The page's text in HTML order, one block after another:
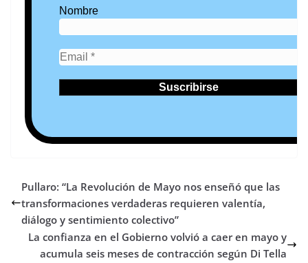
Nombre
Pullaro: “La Revolución de Mayo nos enseñó que las
transformaciones verdaderas requieren valentía,
diálogo y sentimiento colectivo”
La confianza en el Gobierno volvió a caer en mayo y
acumula seis meses de contracción según Di Tella